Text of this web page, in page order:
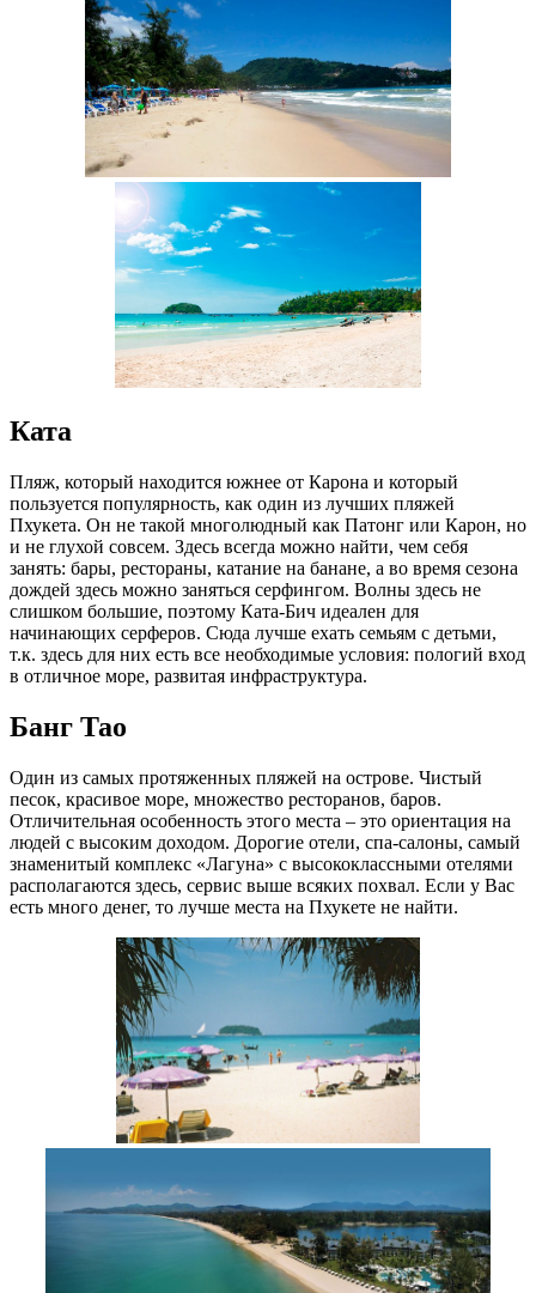
Ката
Пляж, который находится южнее от Карона и который
пользуется популярность, как один из лучших пляжей
Пхукета. Он не такой многолюдный как Патонг или Карон, но
и не глухой совсем. Здесь всегда можно найти, чем себя
занять: бары, рестораны, катание на банане, а во время сезона
дождей здесь можно заняться серфингом. Волны здесь не
слишком большие, поэтому Ката-Бич идеален для
начинающих серферов. Сюда лучше ехать семьям с детьми,
т.к. здесь для них есть все необходимые условия: пологий вход
в отличное море, развитая инфраструктура.
Банг Тао
Один из самых протяженных пляжей на острове. Чистый
песок, красивое море, множество ресторанов, баров.
Отличительная особенность этого места – это ориентация на
людей с высоким доходом. Дорогие отели, спа-салоны, самый
знаменитый комплекс «Лагуна» с высококлассными отелями
располагаются здесь, сервис выше всяких похвал. Если у Вас
есть много денег, то лучше места на Пхукете не найти.